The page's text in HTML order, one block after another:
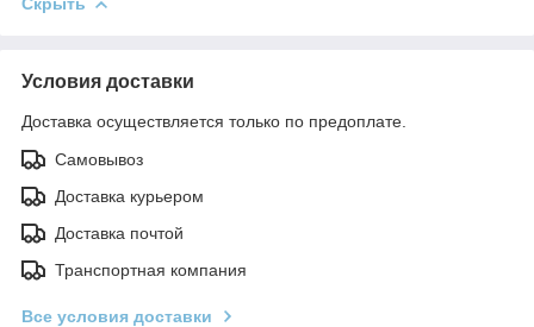
Условия доставки
Доставка осуществляется только по предоплате.
Самовывоз
Доставка курьером
Доставка почтой
Транспортная компания
Все условия доставки